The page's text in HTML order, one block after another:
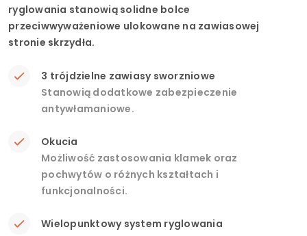
ryglowania stanowią solidne bolce
przeciwwyważeniowe ulokowane na zawiasowej
stronie skrzydła.
3 trójdzielne zawiasy sworzniowe
Stanowią dodatkowe zabezpieczenie
antywłamaniowe.
Okucia
Możliwość zastosowania klamek oraz
pochwytów o różnych kształtach i
funkcjonalności.
Wielopunktowy system ryglowania